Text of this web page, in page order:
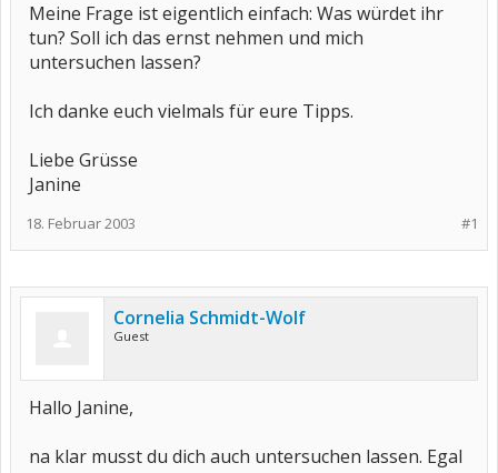
Meine Frage ist eigentlich einfach: Was würdet ihr
tun? Soll ich das ernst nehmen und mich
untersuchen lassen?
Ich danke euch vielmals für eure Tipps.
Liebe Grüsse
Janine
#1
18. Februar 2003
Cornelia Schmidt-Wolf
Guest
Hallo Janine,
na klar musst du dich auch untersuchen lassen. Egal